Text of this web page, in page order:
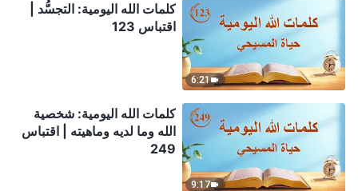
6:21
كلمات الله اليومية: التجسُّد |
اقتباس 123
9:17
كلمات الله اليومية: شخصية
الله وما لديه وماهيته | اقتباس
249